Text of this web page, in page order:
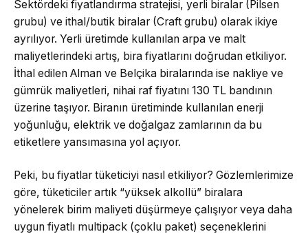
Sektördeki fiyatlandırma stratejisi, yerli biralar (Pilsen
grubu) ve ithal/butik biralar (Craft grubu) olarak ikiye
ayrılıyor. Yerli üretimde kullanılan arpa ve malt
maliyetlerindeki artış, bira fiyatlarını doğrudan etkiliyor.
İthal edilen Alman ve Belçika biralarında ise nakliye ve
gümrük maliyetleri, nihai raf fiyatını 130 TL bandının
üzerine taşıyor. Biranın üretiminde kullanılan enerji
yoğunluğu, elektrik ve doğalgaz zamlarının da bu
etiketlere yansımasına yol açıyor.
Peki, bu fiyatlar tüketiciyi nasıl etkiliyor? Gözlemlerimize
göre, tüketiciler artık “yüksek alkollü” biralara
yönelerek birim maliyeti düşürmeye çalışıyor veya daha
uygun fiyatlı multipack (çoklu paket) seçeneklerini